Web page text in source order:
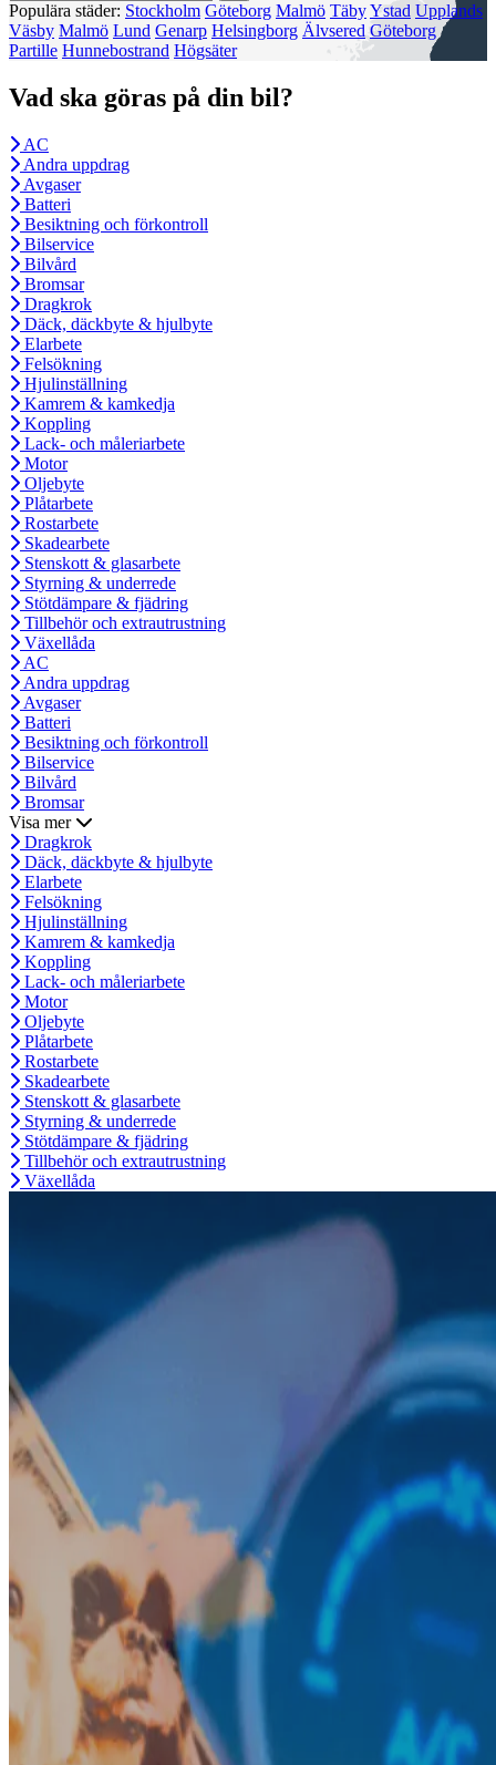
Populära städer: Stockholm Göteborg Malmö TäbyYstad Upplands
Väsby Malmö Lund Genarp Helsingborg Älvsered Göteborg
Partille Hunnebostrand Högsäter
Vad ska göras på din bil?
AC
Andra uppdrag
Avgaser
Batteri
Besiktning och förkontroll
Bilservice
Bilvård
Bromsar
Dragkrok
Däck, däckbyte & hjulbyte
Elarbete
Felsökning
Hjulinställning
Kamrem & kamkedja
Koppling
Lack- och måleriarbete
Motor
Oljebyte
Plåtarbete
Rostarbete
Skadearbete
Stenskott & glasarbete
Styrning & underrede
Stötdämpare & fjädring
Tillbehör och extrautrustning
Växellåda
AC
Andra uppdrag
Avgaser
Batteri
Besiktning och förkontroll
Bilservice
Bilvård
Bromsar
Visa mer
Dragkrok
Däck, däckbyte & hjulbyte
Elarbete
Felsökning
Hjulinställning
Kamrem & kamkedja
Koppling
Lack- och måleriarbete
Motor
Oljebyte
Plåtarbete
Rostarbete
Skadearbete
Stenskott & glasarbete
Styrning & underrede
Stötdämpare & fjädring
Tillbehör och extrautrustning
Växellåda